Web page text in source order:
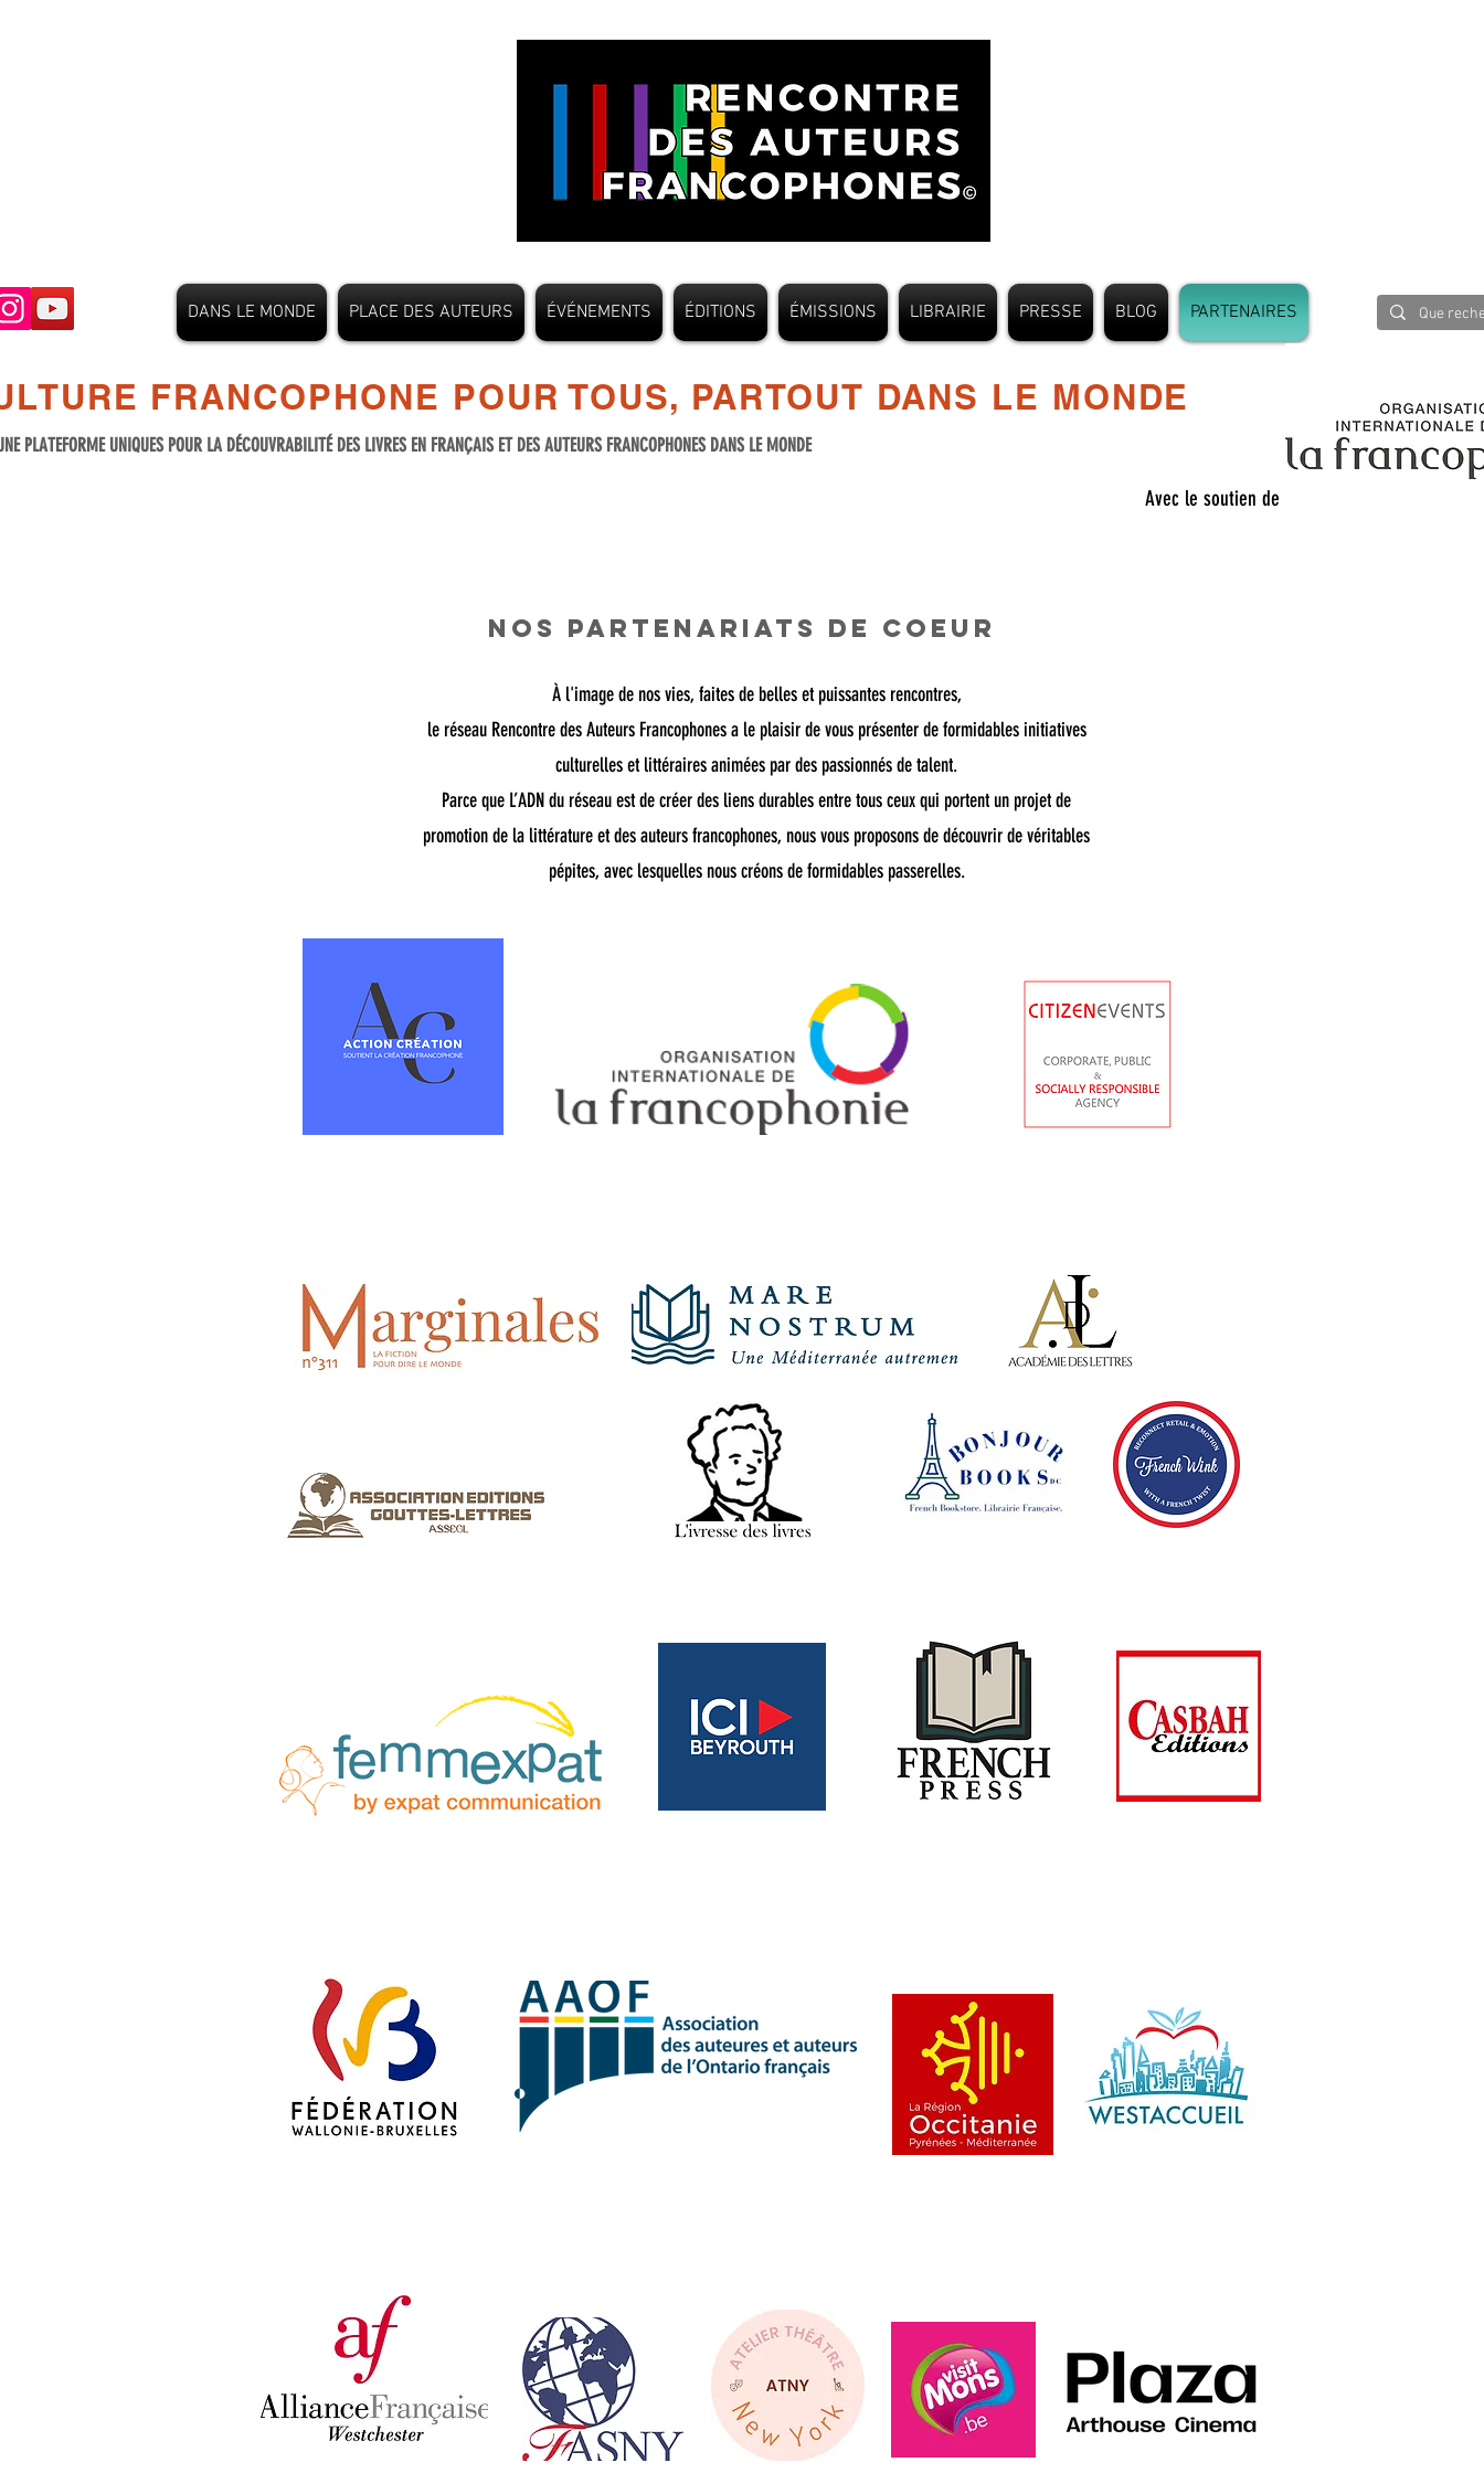
DANS LE MONDE PLACE DES AUTEURS ÉVÉNEMENTS ÉDITIONS ÉMISSIONS LIBRAIRIE PRESSE BLOG PARTENAIRES
FRANCOPHONE POUR TOUS, PARTOUT DANS LE MONDE
PLATEFORME UNIQUES POUR LA DÉCOUVRABILITÉ DES LIVRES EN FRANÇAIS ET DES AUTEURS FRANCOPHONES DANS LE MONDE
Avec le soutien de
NOS PARTENARIATS DE COEUR
About
À l'image de nos vies, faites de belles et puissantes rencontres,
le réseau Rencontre des Auteurs Francophones a le plaisir de vous présenter de formidables initiatives
culturelles et littéraires animées par des passionnés de talent.
Parce que L’ADN du réseau est de créer des liens durables entre tous ceux qui portent un projet de
promotion de la littérature et des auteurs francophones, nous vous proposons de découvrir de véritables
pépites, avec lesquelles nous créons de formidables passerelles.